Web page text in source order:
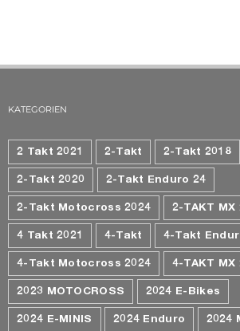
KATEGORIEN
2 Takt 2021 2-Takt 2-Takt 2018
2-Takt 2020 2-Takt Enduro 24
2-Takt Motocross 2024 2-TAKT MX
4 Takt 2021 4-Takt 4-Takt
4-Takt Motocross 2024 4-TAKT MX
2023 MOTOCROSS 2024 E-Bikes
2024 E-MINIS 2024 Enduro 2024